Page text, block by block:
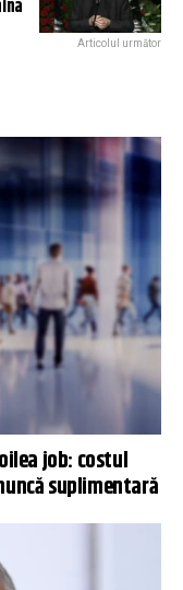
Articolul următor
job: costul
suplimentară